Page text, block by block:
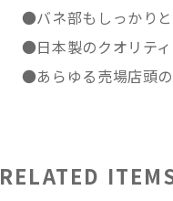
●バネ部もしっかりと
●日本製のクオリティ
●あらゆる売場店頭の
RELATED